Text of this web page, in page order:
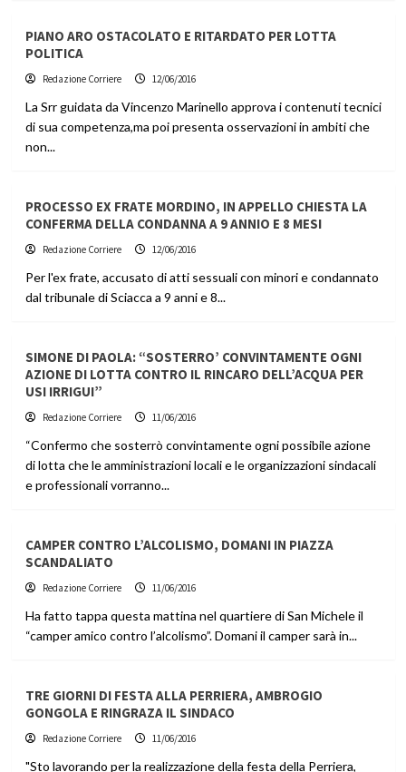
PIANO ARO OSTACOLATO E RITARDATO PER LOTTA
POLITICA
Redazione Corriere 12/06/2016
La Srr guidata da Vincenzo Marinello approva i contenuti tecnici
di sua competenza,ma poi presenta osservazioni in ambiti che
non...
PROCESSO EX FRATE MORDINO, IN APPELLO CHIESTA LA
CONFERMA DELLA CONDANNA A 9 ANNIO E 8 MESI
Redazione Corriere 12/06/2016
Per l'ex frate, accusato di atti sessuali con minori e condannato
dal tribunale di Sciacca a 9 anni e 8...
SIMONE DI PAOLA: “SOSTERRO’ CONVINTAMENTE OGNI
AZIONE DI LOTTA CONTRO IL RINCARO DELL’ACQUA PER
USI IRRIGUI”
Redazione Corriere 11/06/2016
“Confermo che sosterrò convintamente ogni possibile azione
di lotta che le amministrazioni locali e le organizzazioni sindacali
e professionali vorranno...
CAMPER CONTRO L’ALCOLISMO, DOMANI IN PIAZZA
SCANDALIATO
Redazione Corriere 11/06/2016
Ha fatto tappa questa mattina nel quartiere di San Michele il
“camper amico contro l’alcolismo”. Domani il camper sarà in...
TRE GIORNI DI FESTA ALLA PERRIERA, AMBROGIO
GONGOLA E RINGRAZA IL SINDACO
Redazione Corriere 11/06/2016
"Sto lavorando per la realizzazione della festa della Perriera,